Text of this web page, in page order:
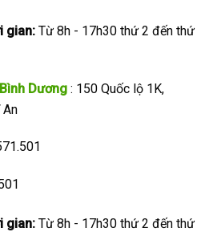
gian: Từ 8h - 17h30 thứ 2 đến thứ
Bình Dương : 150 Quốc lộ 1K,
gian: Từ 8h - 17h30 thứ 2 đến thứ